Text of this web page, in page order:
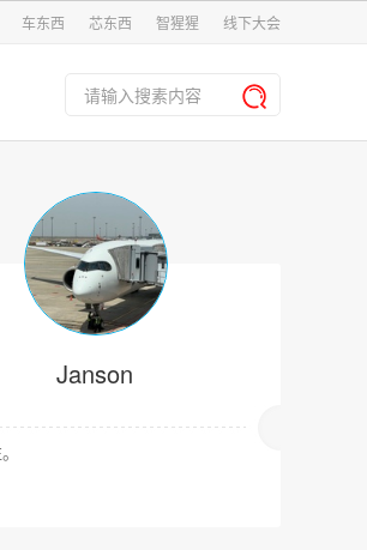
车东西 芯东西 智猩猩 线下大会
Janson